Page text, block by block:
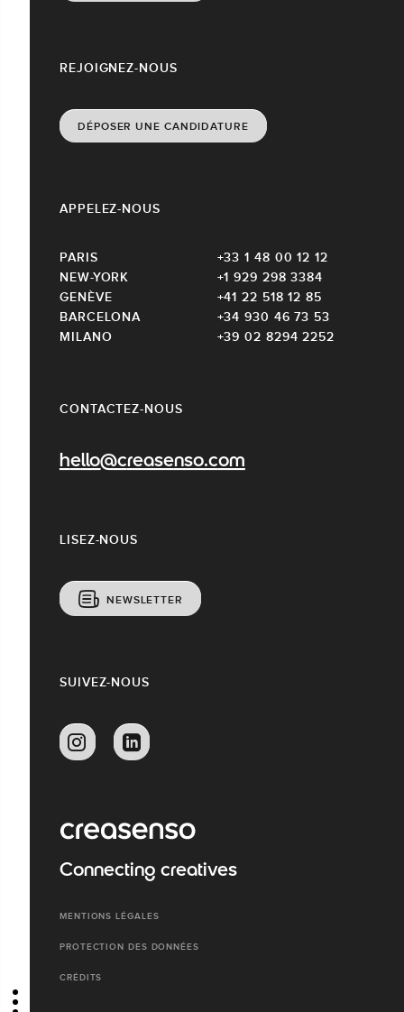
CONTACTEZ-NOUS
hello@creasenso.com
REJOIGNEZ-NOUS
DÉPOSER UNE CANDIDATURE
LISEZ-NOUS
NEWSLETTER
APPELEZ-NOUS
PARIS
+33 1 48 00 12 12
NEW-YORK
+1 929 298 3384
GENÈVE
+41 22 518 12 85
BARCELONA
+34 930 46 73 53
MILANO
+39 02 8294 2252
SUIVEZ-NOUS
Connecting creatives
MENTIONS LÉGALES
PROTECTION DES DONNÉES
CRÉDITS